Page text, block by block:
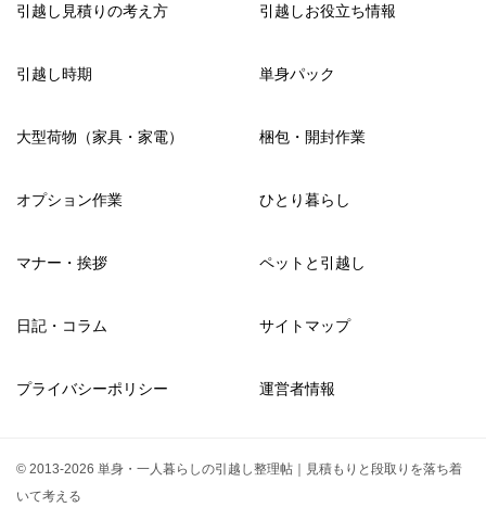
引越し見積りの考え方 引越しお役立ち情報
引越し時期 単身パック
大型荷物（家具・家電） 梱包・開封作業
オプション作業 ひとり暮らし
マナー・挨拶 ペットと引越し
日記・コラム サイトマップ
プライバシーポリシー 運営者情報
© 2013-2026 単身・一人暮らしの引越し整理帖｜見積もりと段取りを落ち着
いて考える